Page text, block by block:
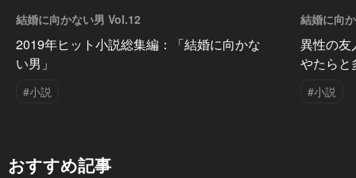
結婚に向かない男 Vol.12
2019年ヒット小説総集編：「結婚に向かな
い男」
#小説
結婚に向
異性の友
やたらと
#小説
おすすめ記事